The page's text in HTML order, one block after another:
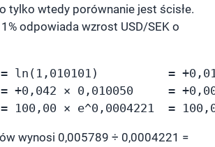
tylko wtedy porównanie jest ścisłe.
odpowiada wzrost USD/SEK o
= ln(1,010101)          =
+0,042 × 0,010050     =
× e^0,0004221  =
wynosi 0,005789 ÷ 0,0004221 =